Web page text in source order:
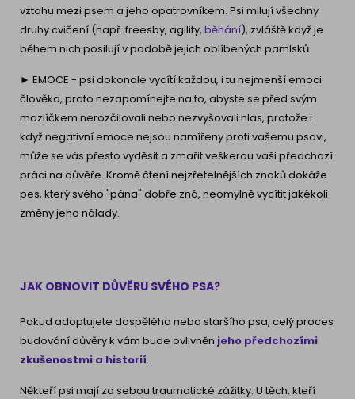
vztahu mezi psem a jeho opatrovníkem. Psi milují všechny
druhy cvičení (např. freesby, agility, běhání), zvláště když je
během nich posilují v podobě jejich oblíbených pamlsků.
► EMOCE - psi dokonale vycítí každou, i tu nejmenší emoci
člověka, proto nezapomínejte na to, abyste se před svým
mazlíčkem nerozčilovali nebo nezvyšovali hlas, protože i
když negativní emoce nejsou namířeny proti vašemu psovi,
může se vás přesto vyděsit a zmařit veškerou vaši předchozí
práci na důvěře. Kromě čtení nejzřetelnějších znaků dokáže
pes, který svého "pána" dobře zná, neomylně vycítit jakékoli
změny jeho nálady.
JAK OBNOVIT DŮVĚRU SVÉHO PSA?
Pokud adoptujete dospělého nebo staršího psa, celý proces
budování důvěry k vám bude ovlivněn jeho předchozími
zkušenostmi a historií.
Někteří psi mají za sebou traumatické zážitky. U těch, kteří